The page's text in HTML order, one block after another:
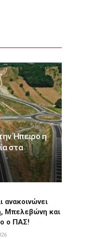
Ήπειρο η
στα
ανακοινώνει
Μπελεβώνη και
ο ΠΑΣ!